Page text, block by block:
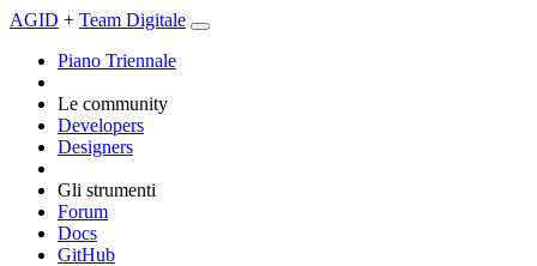
AGID + Team Digitale
Piano Triennale
Le community
Developers
Designers
Gli strumenti
Forum
Docs
GitHub